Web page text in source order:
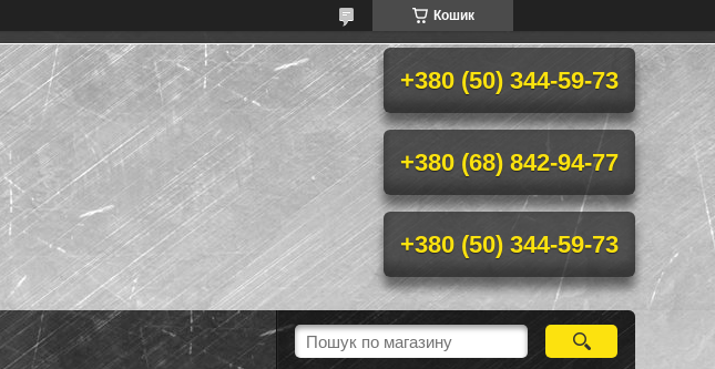
Кошик
+380 (50) 344-59-73
+380 (68) 842-94-77
+380 (50) 344-59-73